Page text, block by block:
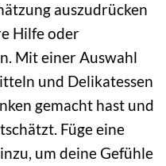
auszudrücken
Hilfe oder
Mit einer Auswahl
und Delikatessen
gemacht hast und
Füge eine
um deine Gefühle